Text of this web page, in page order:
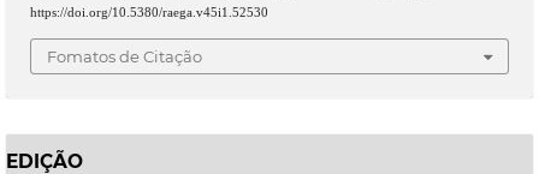
https://doi.org/10.5380/raega.v45i1.52530
Fomatos de Citação
EDIÇÃO